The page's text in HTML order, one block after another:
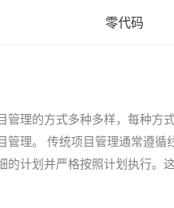
零代码
管理的方式多种多样，每种
管理。 传统项目管理通常遵
的计划并严格按照计划执行